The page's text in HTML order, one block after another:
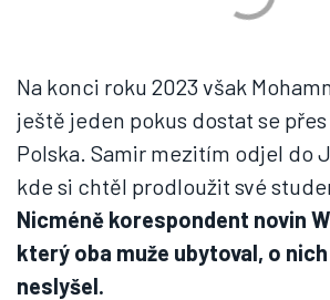
Na konci roku 2023 však
ještě jeden pokus dostat se
Polska. Samir mezitím odjel do
kde si chtěl prodloužit své
Nicméně korespondent novin
který oba muže ubytoval, o
neslyšel.